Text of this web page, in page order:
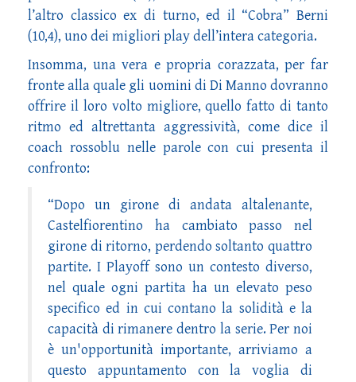
l’altro classico ex di turno, ed il “Cobra” Berni
(10,4), uno dei migliori play dell’intera categoria.
Insomma, una vera e propria corazzata, per far
fronte alla quale gli uomini di Di Manno dovranno
offrire il loro volto migliore, quello fatto di tanto
ritmo ed altrettanta aggressività, come dice il
coach rossoblu nelle parole con cui presenta il
confronto:
“Dopo un girone di andata altalenante,
Castelfiorentino ha cambiato passo nel
girone di ritorno, perdendo soltanto quattro
partite. I Playoff sono un contesto diverso,
nel quale ogni partita ha un elevato peso
specifico ed in cui contano la solidità e la
capacità di rimanere dentro la serie. Per noi
è un'opportunità importante, arriviamo a
questo appuntamento con la voglia di